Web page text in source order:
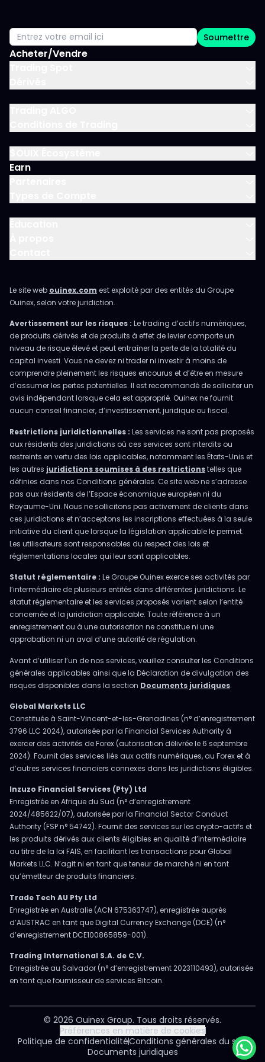
Acheter/Vendre
Earn
Soumettre
Le site web ouinex.com est exploité par des entités du Groupe
Ouinex, selon votre juridiction.
Avertissement sur les risques : Le trading d’actifs numériques,
de produits dérivés et de produits à effet de levier comporte un
niveau de risque élevé et peut entraîner la perte de la totalité du
capital investi. Vous ne devez ni trader ni investir à moins de
comprendre pleinement les risques encourus et d’être en mesure
d’assumer les pertes potentielles. Il est recommandé de solliciter un
avis indépendant lorsque cela est approprié. Ouinex ne fournit
aucun conseil financier, d’investissement, juridique ou fiscal.
Restrictions juridictionnelles : Les services ne sont pas proposés
aux résidents des juridictions où ces services sont interdits ou
restreints en vertu des lois applicables, notamment les États-Unis et
les autres juridictions soumises à des restrictionstelles que
définies dans nos Conditions générales. Ce site web ne s’adresse
pas aux résidents de l’Espace économique européen ni du
Royaume-Uni. Nous ne sollicitons pas activement de clients dans
ces juridictions et n’acceptons les inscriptions effectuées à la seule
initiative du client que lorsque la législation applicable le permet.
Les utilisateurs sont responsables du respect des lois et
réglementations locales qui leur sont applicables.
Statut réglementaire : Le Groupe Ouinex exerce ses activités par
l’intermédiaire de plusieurs entités dans différentes juridictions. Le
statut réglementaire et les services proposés varient selon l’entité
concernée et la juridiction applicable. Toute référence à un
enregistrement ou à une autorisation ne constitue ni une
approbation ni un aval d’une autorité de régulation.
Avant d’utiliser l’un de nos services, veuillez consulter les Conditions
générales applicables ainsi que la Déclaration de divulgation des
risques disponibles dans la section Documents juridiques.
Global Markets LLC
Constituée à Saint-Vincent-et-les-Grenadines (n° d’enregistrement
3796 LLC 2024), autorisée par la Financial Services Authority à
exercer des activités de Forex (autorisation délivrée le 6 septembre
2024). Fournit des services liés aux actifs numériques, au Forex et à
d’autres services financiers connexes dans les juridictions éligibles.
Inzuzo Financial Services (Pty) Ltd
Enregistrée en Afrique du Sud (n° d’enregistrement
2024/485622/07), autorisée par la Financial Sector Conduct
Authority (FSP n° 54742). Fournit des services sur les crypto-actifs et
les produits dérivés aux clients éligibles en qualité d’intermédiaire
au titre de la loi FAIS, en facilitant les transactions pour Global
Markets LLC. N’agit ni en tant que teneur de marché ni en tant
qu’émetteur de produits financiers.
Trade Tech AU Pty Ltd
Enregistrée en Australie (ACN 675363747), enregistrée auprès
d’AUSTRAC en tant que Digital Currency Exchange (DCE) (n°
d’enregistrement DCE100865859-001).
Trading International S.A. de C.V.
Enregistrée au Salvador (n° d’enregistrement 2023110493), autorisée
en tant que fournisseur de services Bitcoin.
© 2026 Ouinex Group. Tous droits réservés.
Préférences en matière de cookies
Politique de confidentialitéConditions générales du site
Documents juridiques